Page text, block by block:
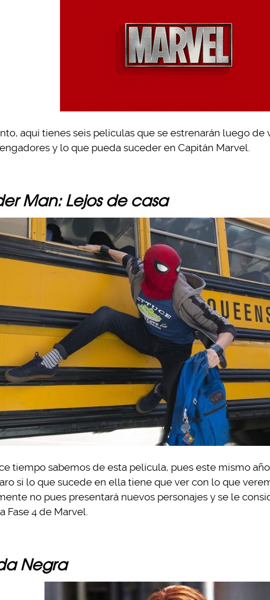
aquí tienes seis películas que se estrenarán luego de
y lo que pueda suceder en Capitán Marvel.
Man: Lejos de casa
tiempo sabemos de esta película, pues este mismo
si lo que sucede en ella tiene que ver con lo que
no pues presentará nuevos personajes y se le
Fase 4 de Marvel.
Negra